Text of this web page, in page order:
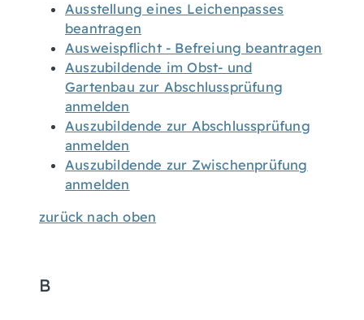
Ausstellung eines Leichenpasses
beantragen
Ausweispflicht - Befreiung beantragen
Auszubildende im Obst- und
Gartenbau zur Abschlussprüfung
anmelden
Auszubildende zur Abschlussprüfung
anmelden
Auszubildende zur Zwischenprüfung
anmelden
zurück nach oben
B